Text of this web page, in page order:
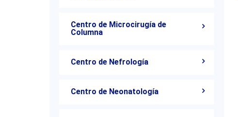
Centro de Microcirugía de
Columna
Centro de Nefrología
Centro de Neonatología